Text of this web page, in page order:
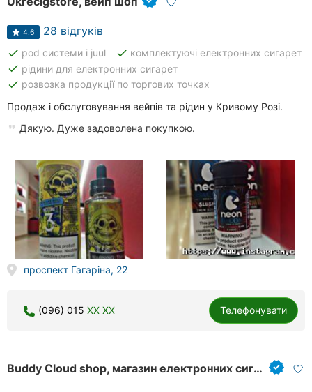
4.6 28 відгуків
done pod системи і juul done комплектуючі електронних сигарет
done рідини для електронних сигарет
done розвозка продукції по торгових точках
Продаж і обслуговування вейпів та рідин у Кривому Розі.
Дякую. Дуже задоволена покупкою.
проспект Гагаріна, 22
(096) 015 XX XX Телефонувати
Buddy Cloud shop, магазин електронних сигарет та аксесуарів до них